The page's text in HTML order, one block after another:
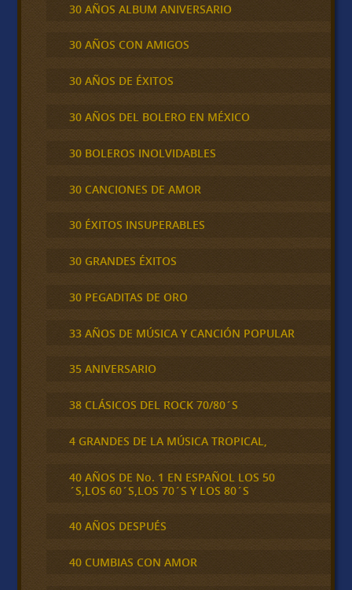
30 AÑOS ALBUM ANIVERSARIO
30 AÑOS CON AMIGOS
30 AÑOS DE ÉXITOS
30 AÑOS DEL BOLERO EN MÉXICO
30 BOLEROS INOLVIDABLES
30 CANCIONES DE AMOR
30 ÉXITOS INSUPERABLES
30 GRANDES ÉXITOS
30 PEGADITAS DE ORO
33 AÑOS DE MÚSICA Y CANCIÓN POPULAR
35 ANIVERSARIO
38 CLÁSICOS DEL ROCK 70/80´S
4 GRANDES DE LA MÚSICA TROPICAL,
40 AÑOS DE No. 1 EN ESPAÑOL LOS 50
´S,LOS 60´S,LOS 70´S Y LOS 80´S
40 AÑOS DESPUÉS
40 CUMBIAS CON AMOR